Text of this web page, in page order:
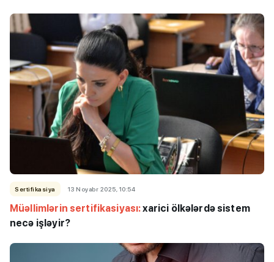
Sertifikasiya 13 Noyabr 2025, 10:54
Müəllimlərin sertifikasiyası:xarici ölkələrdə sistem
necə işləyir?